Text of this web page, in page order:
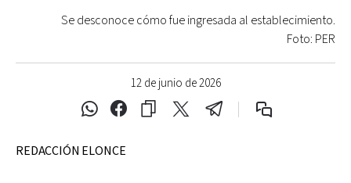
12 de junio de 2026
Se desconoce cómo fue ingresada al establecimiento.
Foto: PER
REDACCIÓN ELONCE